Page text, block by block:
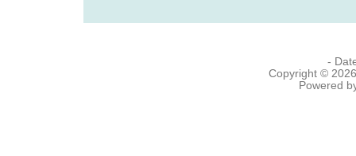
-
Copyright ©
Powered